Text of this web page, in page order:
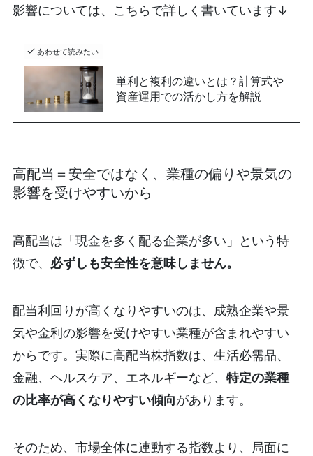
影響については、こちらで詳しく書いています↓
あわせて読みたい
単利と複利の違いとは？計算式や
資産運用での活かし方を解説
高配当＝安全ではなく、業種の偏りや景気の
影響を受けやすいから
高配当は「現金を多く配る企業が多い」という特
徴で、 必ずしも安全性を意味しません。
配当利回りが高くなりやすいのは、成熟企業や景
気や金利の影響を受けやすい業種が含まれやすい
からです。実際に高配当株指数は、生活必需品、
金融、ヘルスケア、エネルギーなど、 特定の業種
の比率が高くなりやすい傾向があります。
そのため、市場全体に連動する指数より、局面に